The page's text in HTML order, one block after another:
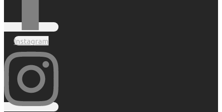
Instagram